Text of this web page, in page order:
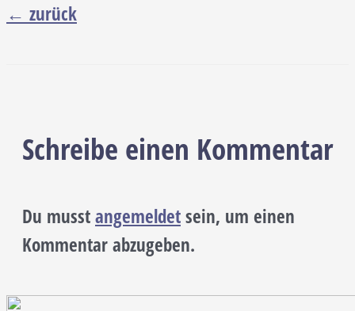
← zurück
Schreibe einen Kommentar
Du musstangemeldetsein, um einen
Kommentar abzugeben.